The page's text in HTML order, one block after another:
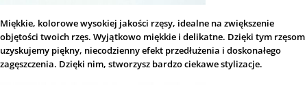
Miękkie, kolorowe wysokiej jakości rzęsy, idealne na zwiększenie
objętości twoich rzęs. Wyjątkowo miękkie i delikatne. Dzięki tym rzęsom
uzyskujemy piękny, niecodzienny efekt przedłużenia i doskonałego
zagęszczenia. Dzięki nim, stworzysz bardzo ciekawe stylizacje.